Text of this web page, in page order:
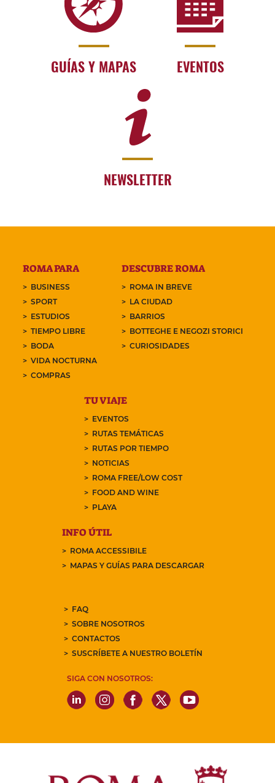
GUÍAS Y MAPAS EVENTOS
NEWSLETTER
ROMA PARA
BUSINESS
SPORT
ESTUDIOS
TIEMPO LIBRE
BODA
VIDA NOCTURNA
COMPRAS
DESCUBRE ROMA
ROMA IN BREVE
LA CIUDAD
BARRIOS
BOTTEGHE E NEGOZI STORICI
CURIOSIDADES
TU VIAJE
EVENTOS
RUTAS TEMÁTICAS
RUTAS POR TIEMPO
NOTICIAS
ROMA FREE/LOW COST
FOOD AND WINE
PLAYA
INFO ÚTIL
ROMA ACCESSIBILE
MAPAS Y GUÍAS PARA DESCARGAR
FAQ
SOBRE NOSOTROS
CONTACTOS
SUSCRÍBETE A NUESTRO BOLETÍN
SIGA CON NOSOTROS: